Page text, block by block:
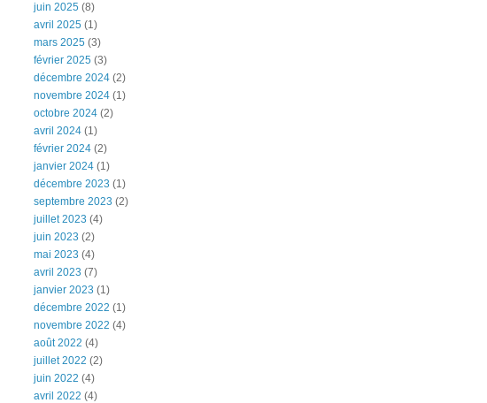
juin 2025 (8)
avril 2025 (1)
mars 2025 (3)
février 2025 (3)
décembre 2024 (2)
novembre 2024 (1)
octobre 2024 (2)
avril 2024 (1)
février 2024 (2)
janvier 2024 (1)
décembre 2023 (1)
septembre 2023 (2)
juillet 2023 (4)
juin 2023 (2)
mai 2023 (4)
avril 2023 (7)
janvier 2023 (1)
décembre 2022 (1)
novembre 2022 (4)
août 2022 (4)
juillet 2022 (2)
juin 2022 (4)
avril 2022 (4)